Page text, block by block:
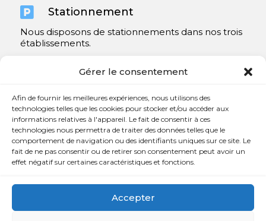
Gérer le consentement
Afin de fournir les meilleures expériences, nous utilisons des
technologies telles que les cookies pour stocker et/ou accéder aux
informations relatives à l'appareil. Le fait de consentir à ces
technologies nous permettra de traiter des données telles que le
comportement de navigation ou des identifiants uniques sur ce site. Le
fait de ne pas consentir ou de retirer son consentement peut avoir un
effet négatif sur certaines caractéristiques et fonctions.
Accepter
 Stationnement
Nous disposons de stationnements dans nos trois
établissements.
Contact
 450 654-3342
 info@charlesrajotte.com
765, rue Notre-Dame